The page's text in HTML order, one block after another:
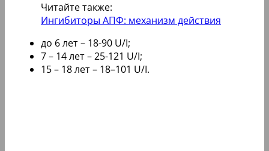
Читайте также:
Ингибиторы АПФ: механизм действия
до 6 лет – 18-90 U/I;
7 – 14 лет – 25-121 U/I;
15 – 18 лет – 18–101 U/I.